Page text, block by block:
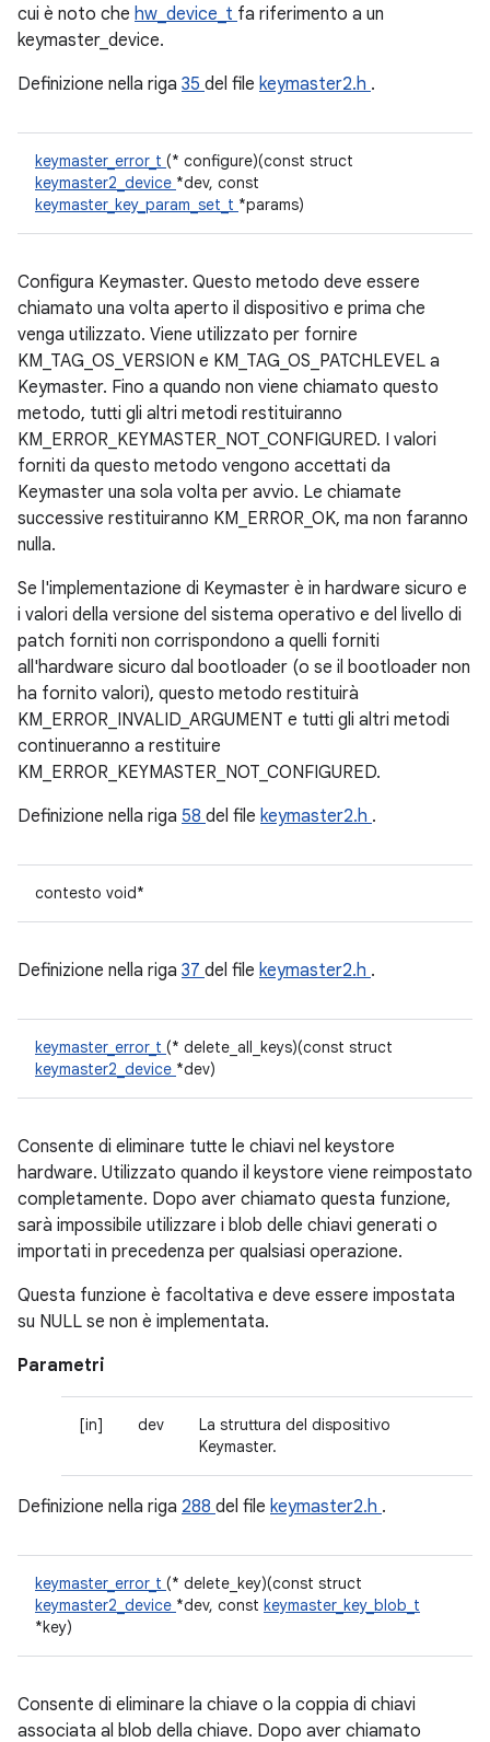
cui è noto che hw_device_t fa riferimento a un
keymaster_device.
Definizione nella riga 35 del file keymaster2.h .
keymaster_error_t (* configure)(const struct
keymaster2_device *dev, const
keymaster_key_param_set_t *params)
Configura Keymaster. Questo metodo deve essere
chiamato una volta aperto il dispositivo e prima che
venga utilizzato. Viene utilizzato per fornire
KM_TAG_OS_VERSION e KM_TAG_OS_PATCHLEVEL a
Keymaster. Fino a quando non viene chiamato questo
metodo, tutti gli altri metodi restituiranno
KM_ERROR_KEYMASTER_NOT_CONFIGURED. I valori
forniti da questo metodo vengono accettati da
Keymaster una sola volta per avvio. Le chiamate
successive restituiranno KM_ERROR_OK, ma non faranno
nulla.
Se l'implementazione di Keymaster è in hardware sicuro e
i valori della versione del sistema operativo e del livello di
patch forniti non corrispondono a quelli forniti
all'hardware sicuro dal bootloader (o se il bootloader non
ha fornito valori), questo metodo restituirà
KM_ERROR_INVALID_ARGUMENT e tutti gli altri metodi
continueranno a restituire
KM_ERROR_KEYMASTER_NOT_CONFIGURED.
Definizione nella riga 58 del file keymaster2.h .
contesto void*
Definizione nella riga 37 del file keymaster2.h .
keymaster_error_t (* delete_all_keys)(const struct
keymaster2_device *dev)
Consente di eliminare tutte le chiavi nel keystore
hardware. Utilizzato quando il keystore viene reimpostato
completamente. Dopo aver chiamato questa funzione,
sarà impossibile utilizzare i blob delle chiavi generati o
importati in precedenza per qualsiasi operazione.
Questa funzione è facoltativa e deve essere impostata
su NULL se non è implementata.
Parametri
[in] dev
La struttura del dispositivo
Keymaster.
Definizione nella riga 288 del file keymaster2.h .
keymaster_error_t (* delete_key)(const struct
keymaster2_device *dev, const keymaster_key_blob_t
*key)
Consente di eliminare la chiave o la coppia di chiavi
associata al blob della chiave. Dopo aver chiamato